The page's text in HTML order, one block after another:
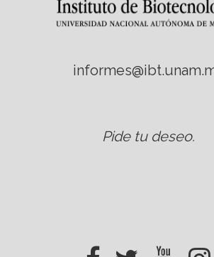
Pide tu deseo.